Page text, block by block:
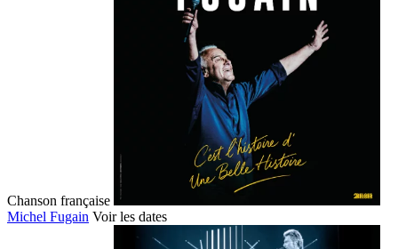
Chanson française
Michel Fugain Voir les dates